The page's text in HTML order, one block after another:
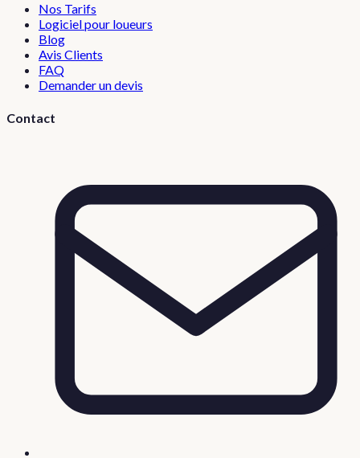
Nos Tarifs
Logiciel pour loueurs
Blog
Avis Clients
FAQ
Demander un devis
Contact